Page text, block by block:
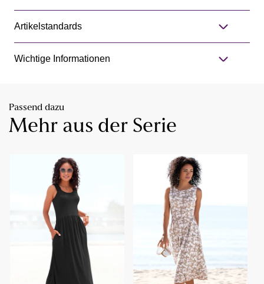
Artikelstandards
Wichtige Informationen
Passend dazu
Mehr aus der Serie